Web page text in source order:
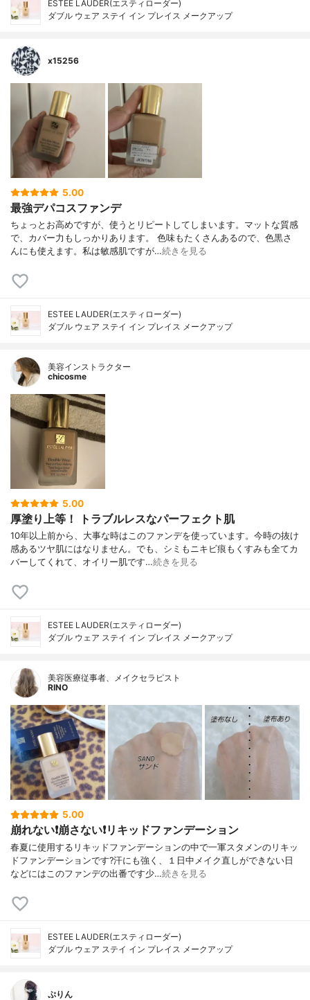
ESTEE LAUDER(エスティローダー)
ダブル ウェア ステイ イン プレイス メークアップ
x15256
5.00
最強デパコスファンデ
ちょっとお高めですが、使うとリピートしてしまいます。マットな質感
で、カバー力もしっかりあります。 色味もたくさんあるので、色黒さ
んにも使えます。私は敏感肌ですが…続きを見る
ESTEE LAUDER(エスティローダー)
ダブル ウェア ステイ イン プレイス メークアップ
美容インストラクター
chicosme
5.00
厚塗り上等！ トラブルレスなパーフェクト肌
10年以上前から、大事な時はこのファンデを使っています。今時の抜け
感あるツヤ肌にはなりません。でも、シミもニキビ痕もくすみも全てカ
バーしてくれて、オイリー肌です…続きを見る
ESTEE LAUDER(エスティローダー)
ダブル ウェア ステイ イン プレイス メークアップ
美容医療従事者、メイクセラピスト
RINO
5.00
崩れない❗️崩さない❗️リキッドファンデーション
春夏に使用するリキッドファンデーションの中で一軍スタメンのリキッ
ドファンデーションです?汗にも強く、１日中メイク直しができない日
などにはこのファンデの出番です少…続きを見る
ESTEE LAUDER(エスティローダー)
ダブル ウェア ステイ イン プレイス メークアップ
ぷりん